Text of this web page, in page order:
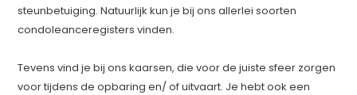
steunbetuiging. Natuurlijk kun je bij ons allerlei soorten
condoleanceregisters vinden.
Tevens vind je bij ons kaarsen, die voor de juiste sfeer zorgen
voor tijdens de opbaring en/ of uitvaart. Je hebt ook een